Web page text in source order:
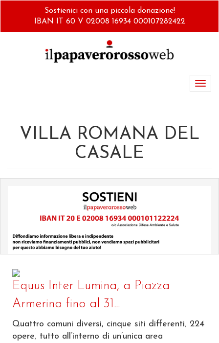
Sostienici con una piccola donazione!
IBAN IT 60 V 02008 16934 000107282422
VILLA ROMANA DEL
CASALE
Equus Inter Lumina, a Piazza
Armerina fino al 31...
Quattro comuni diversi, cinque siti differenti, 224
opere, tutto all’interno di un’unica area